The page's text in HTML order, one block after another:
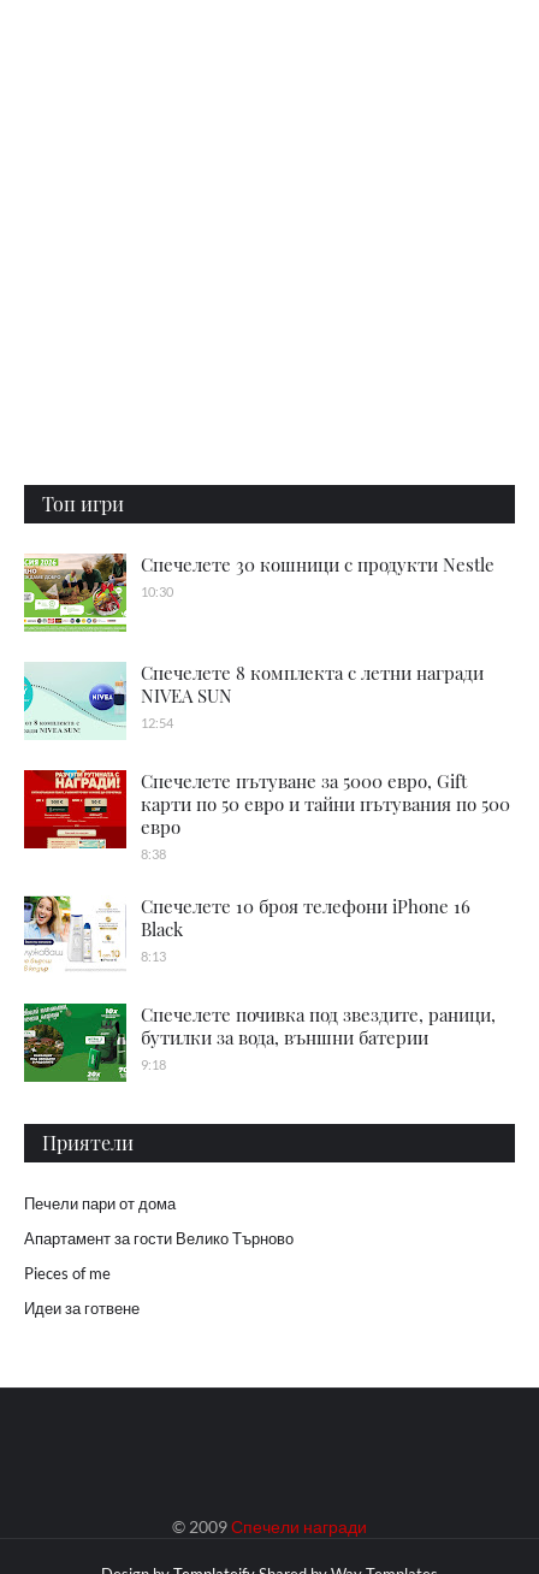
Топ игри
Спечелете 30 кошници с продукти Nestle
10:30
Спечелете 8 комплекта с летни награди
NIVEA SUN
12:54
Спечелете пътуване за 5000 евро, Gift
карти по 50 евро и тайни пътувания по 500
евро
8:38
Спечелете 10 броя телефони iPhone 16
Black
8:13
Спечелете почивка под звездите, раници,
бутилки за вода, външни батерии
9:18
Приятели
Печели пари от дома
Апартамент за гости Велико Търново
Pieces of me
Идеи за готвене
© 2009Спечели награди